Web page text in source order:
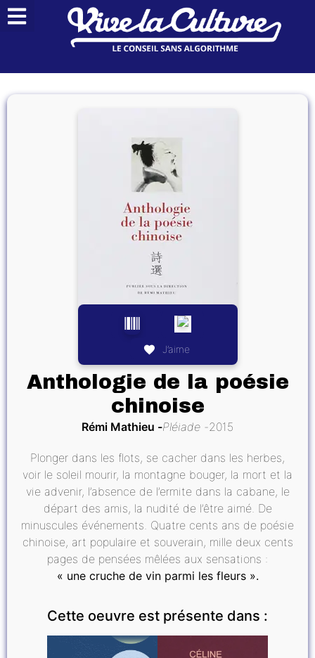
J’aime
Anthologie de la poésie
chinoise
Rémi Mathieu Pléiade 2015
Plonger dans les flots, se cacher dans les herbes,
voir le soleil mourir, la montagne bouger, la mort et la
vie advenir, l’absence de l’ermite dans la cabane, le
départ des amis, la nudité de l’être aimé. De
minuscules événements. Quatre cents ans de poésie
chinoise, art populaire et souverain, mille deux cents
pages de pensées mêlées aux sensations :
« une cruche de vin parmi les fleurs ».
Cette oeuvre est présente dans :